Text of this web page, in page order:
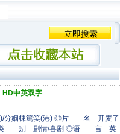
HD中英双字
分姻棟篤笑(港) ◎片 名 开麦了
别 剧情/喜剧 ◎语 言 英